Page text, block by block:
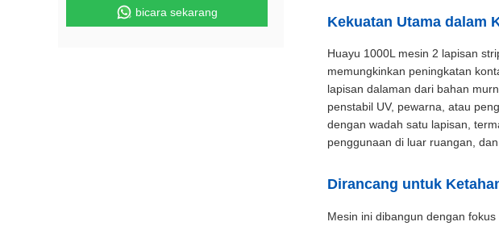
bicara sekarang
Kekuatan Utama dalam
Huayu 1000L mesin 2 lapisan
memungkinkan peningkatan
lapisan dalaman dari bahan
penstabil UV, pewarna, atau
dengan wadah satu lapisan,
penggunaan di luar ruangan,
Dirancang untuk
Mesin ini dibangun dengan